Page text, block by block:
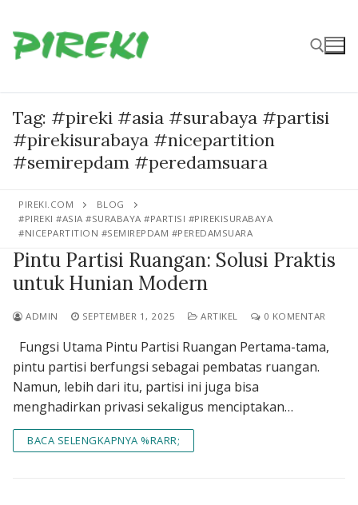
ke
konten
Cari:
Tag: #pireki #asia #surabaya #partisi
#pirekisurabaya #nicepartition
#semirepdam #peredamsuara
PIREKI.COM
BLOG
#PIREKI #ASIA #SURABAYA #PARTISI #PIREKISURABAYA
#NICEPARTITION #SEMIREPDAM #PEREDAMSUARA
Pintu Partisi Ruangan: Solusi Praktis
untuk Hunian Modern
ADMIN SEPTEMBER 1, 2025 ARTIKEL 0 KOMENTAR
Fungsi Utama Pintu Partisi Ruangan Pertama-tama,
pintu partisi berfungsi sebagai pembatas ruangan.
Namun, lebih dari itu, partisi ini juga bisa
menghadirkan privasi sekaligus menciptakan…
BACA SELENGKAPNYA %RARR;